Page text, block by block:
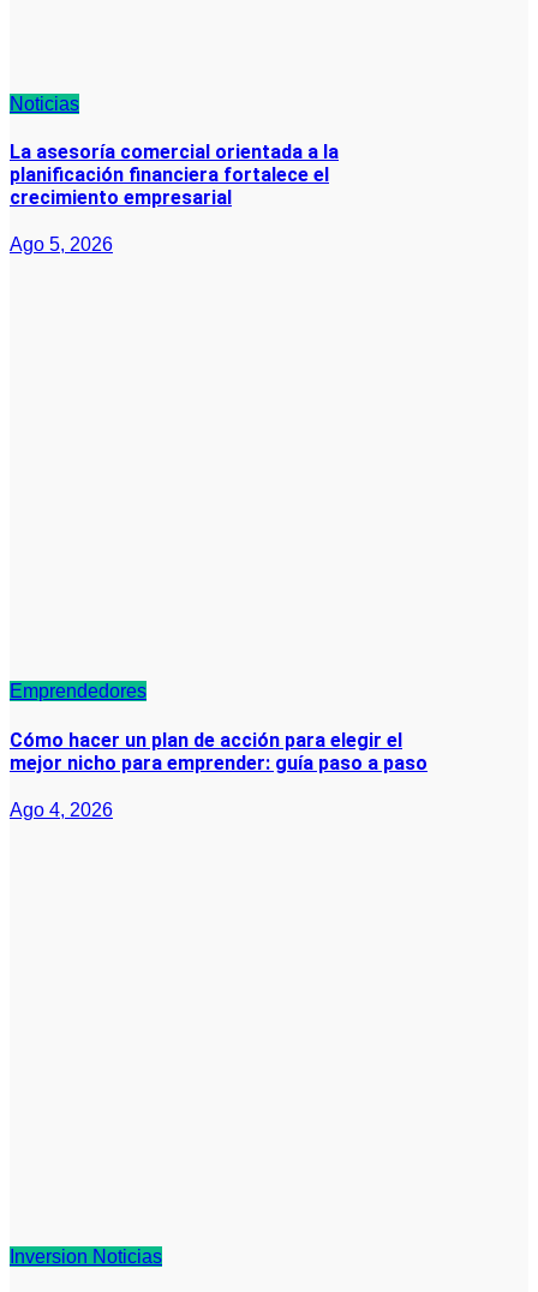
Noticias
La asesoría comercial orientada a la
planificación financiera fortalece el
crecimiento empresarial
Ago 5, 2026
Emprendedores
Cómo hacer un plan de acción para elegir el
mejor nicho para emprender: guía paso a paso
Ago 4, 2026
Inversion Noticias